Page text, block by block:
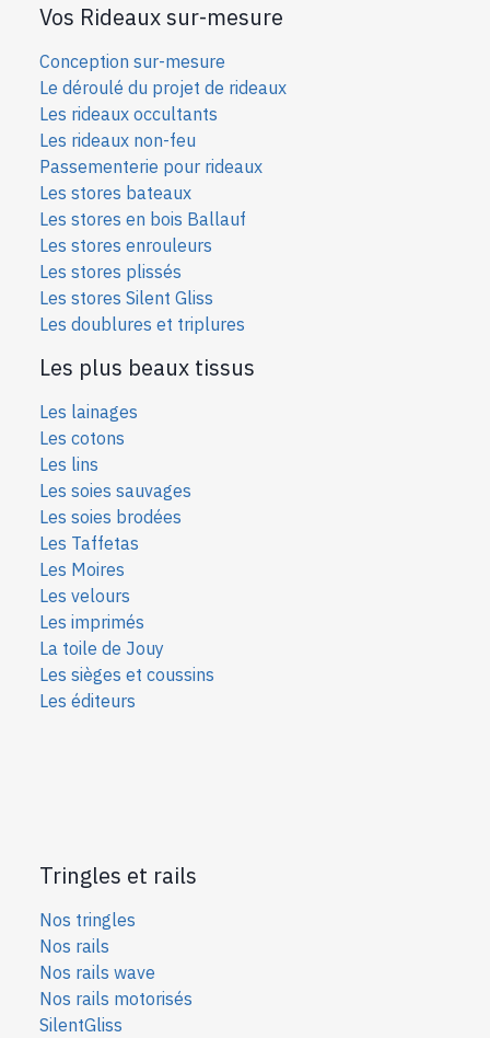
Vos Rideaux sur-mesure
Conception sur-mesure
Le déroulé du projet de rideaux
Les rideaux occultants
Les rideaux non-feu
Passementerie pour rideaux
Les stores bateaux
Les stores en bois Ballauf
Les stores enrouleurs
Les stores plissés
Les stores Silent Gliss
Les doublures et triplures
Les plus beaux tissus
Les lainages
Les cotons
Les lins
Les soies sauvages
Les soies brodées
Les Taffetas
Les Moires
Les velours
Les imprimés
La toile de Jouy
Les sièges et coussins
Les éditeurs
Tringles et rails
Nos tringles
Nos rails
Nos rails wave
Nos rails motorisés
SilentGliss